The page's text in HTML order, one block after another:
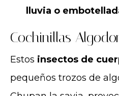
lluvia o
Cochinillas
Estos insectos de
pequeños trozos de